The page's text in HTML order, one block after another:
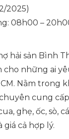
2025)
08h00 –
hải sản Bình
những ai
Nằm trong
cung
ghẹ, ốc, sò,
giá cả hợp lý.